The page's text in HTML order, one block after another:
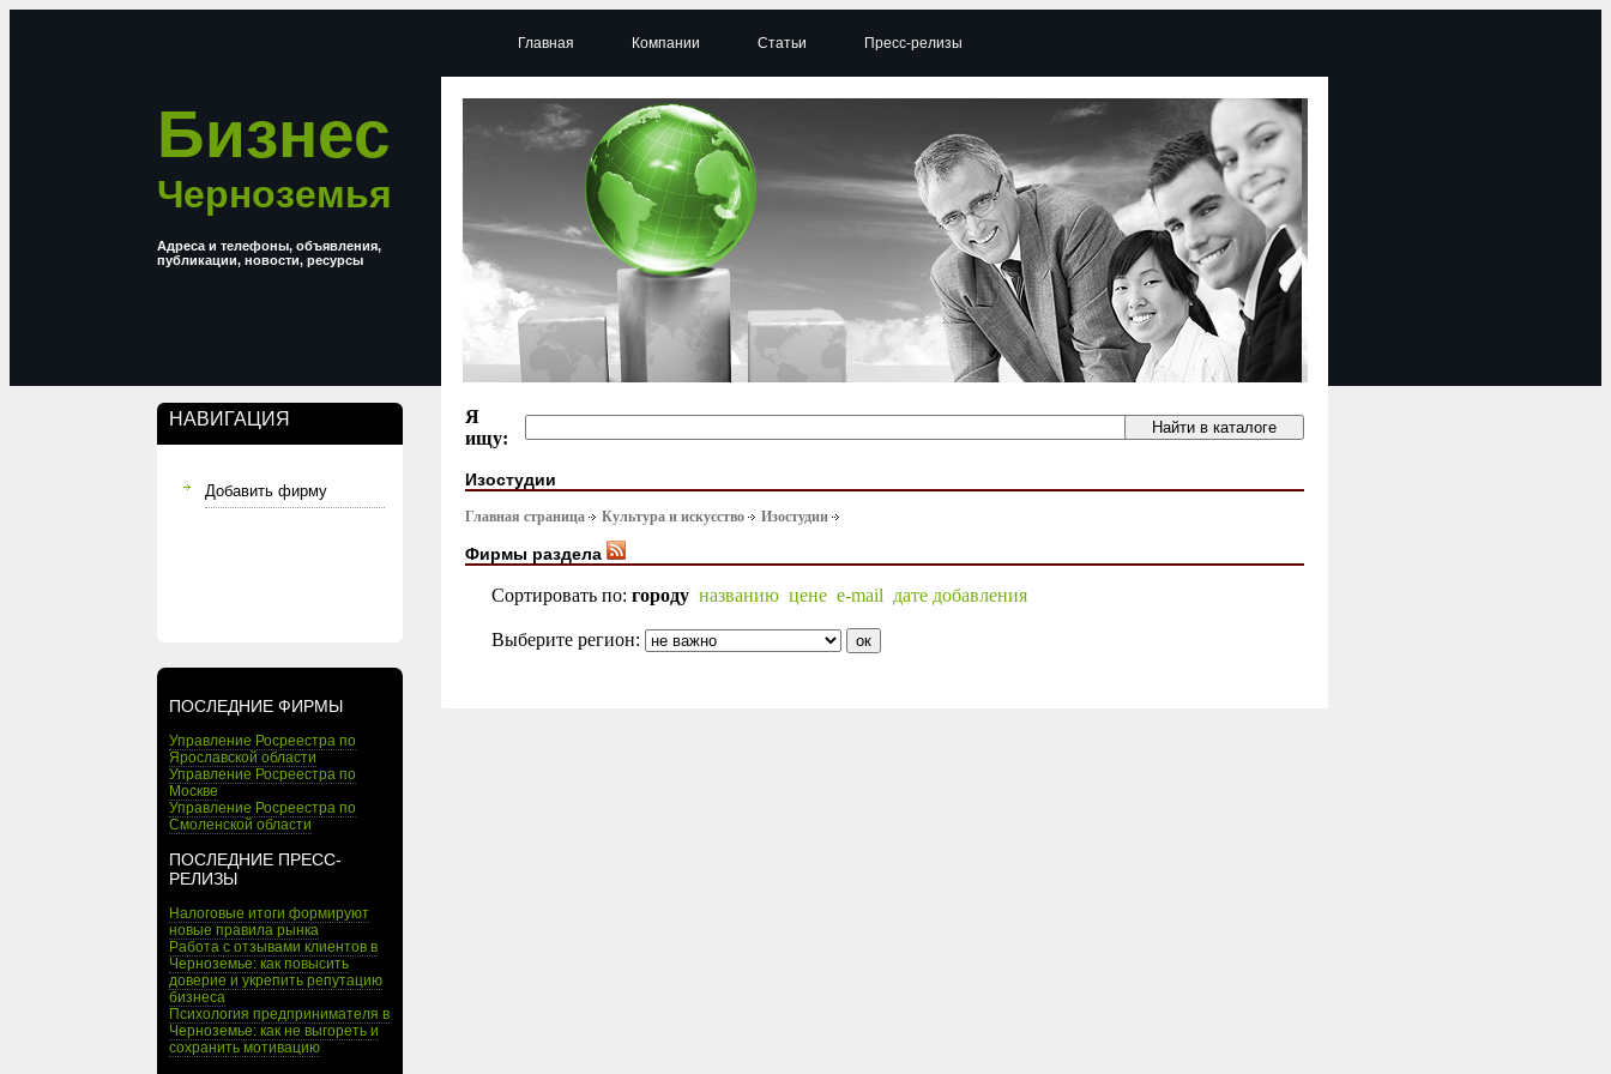
Бизнес
Черноземья
Адреса и телефоны, объявления,
публикации, новости, ресурсы
НАВИГАЦИЯ
Добавить фирму
ПОСЛЕДНИЕ ФИРМЫ
Управление Росреестра по
Ярославской области
Управление Росреестра по
Москве
Управление Росреестра по
Смоленской области
ПОСЛЕДНИЕ ПРЕСС-
РЕЛИЗЫ
Налоговые итоги формируют
новые правила рынка
Работа с отзывами клиентов в
Черноземье: как повысить
доверие и укрепить репутацию
бизнеса
Психология предпринимателя в
Черноземье: как не выгореть и
сохранить мотивацию
Главная Компании Статьи Пресс-релизы
Я
ищу:
Изостудии
Главная страница Культура и искусство Изостудии
Фирмы раздела
Сортировать по: городу названию цене e-mail дате добавления
Выберите регион: